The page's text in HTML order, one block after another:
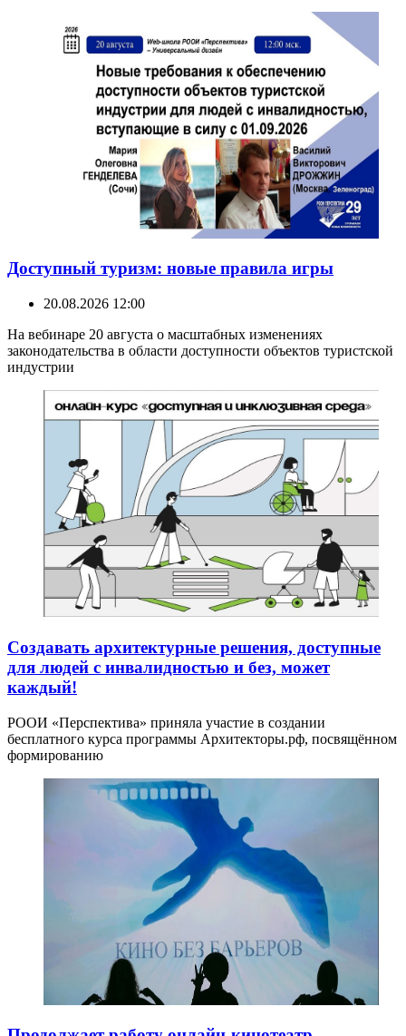
Доступный туризм: новые правила игры
20.08.2026 12:00
На вебинаре 20 августа о масштабных изменениях
законодательства в области доступности объектов туристской
индустрии
Создавать архитектурные решения, доступные
для людей с инвалидностью и без, может
каждый!
РООИ «Перспектива» приняла участие в создании
бесплатного курса программы Архитекторы.рф, посвящённом
формированию